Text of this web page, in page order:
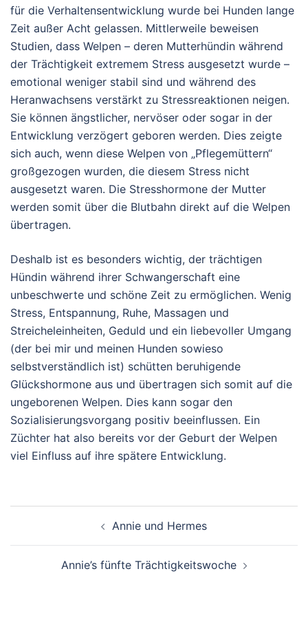
für die Verhaltensentwicklung wurde bei Hunden lange
Zeit außer Acht gelassen. Mittlerweile beweisen
Studien, dass Welpen – deren Mutterhündin während
der Trächtigkeit extremem Stress ausgesetzt wurde –
emotional weniger stabil sind und während des
Heranwachsens verstärkt zu Stressreaktionen neigen.
Sie können ängstlicher, nervöser oder sogar in der
Entwicklung verzögert geboren werden. Dies zeigte
sich auch, wenn diese Welpen von „Pflegemüttern“
großgezogen wurden, die diesem Stress nicht
ausgesetzt waren. Die Stresshormone der Mutter
werden somit über die Blutbahn direkt auf die Welpen
übertragen.
Deshalb ist es besonders wichtig, der trächtigen
Hündin während ihrer Schwangerschaft eine
unbeschwerte und schöne Zeit zu ermöglichen. Wenig
Stress, Entspannung, Ruhe, Massagen und
Streicheleinheiten, Geduld und ein liebevoller Umgang
(der bei mir und meinen Hunden sowieso
selbstverständlich ist) schütten beruhigende
Glückshormone aus und übertragen sich somit auf die
ungeborenen Welpen. Dies kann sogar den
Sozialisierungsvorgang positiv beeinflussen. Ein
Züchter hat also bereits vor der Geburt der Welpen
viel Einfluss auf ihre spätere Entwicklung.
Beitragsnavigation
Annie und Hermes
Annie’s fünfte Trächtigkeitswoche